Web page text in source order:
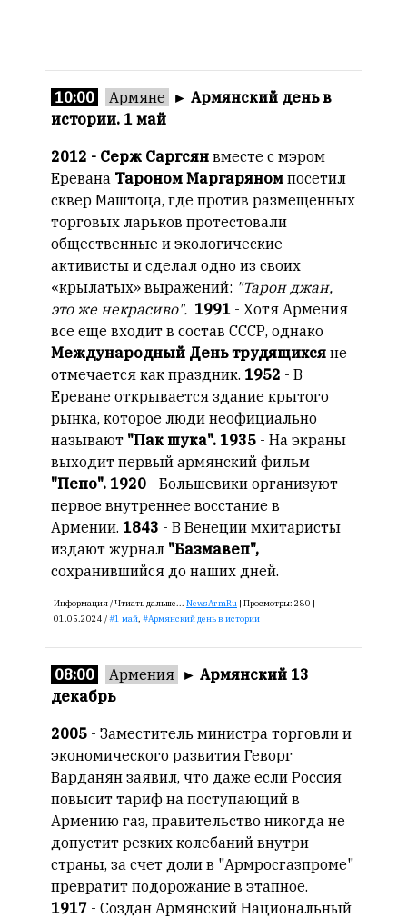
10:00 Армяне ► Армянский день в
истории. 1 май
2012 - Серж Саргсян вместе с мэром
Еревана Тароном Маргаряном посетил
сквер Маштоца, где против размещенных
торговых ларьков протестовали
общественные и экологические
активисты и сделал одно из своих
«крылатых» выражений: "Тарон джан,
это же некрасиво". 1991 - Хотя Армения
все еще входит в состав СССР, однако
Международный День трудящихся не
отмечается как праздник. 1952 - В
Ереване открывается здание крытого
рынка, которое люди неофициально
называют "Пак шука". 1935 - На экраны
выходит первый армянский фильм
"Пепо". 1920 - Большевики организуют
первое внутреннее восстание в
Армении. 1843 - В Венеции мхитаристы
издают журнал "Базмавеп",
сохранившийся до наших дней.
Информация /Чтиать дальше... NewsArmRu | Просмотры: 280 |
01.05.2024 /
1 май, Армянский день в истории
08:00 Армения ► Армянский 13
декабрь
2005 - Заместитель министра торговли и
экономического развития Геворг
Варданян заявил, что даже если Россия
повысит тариф на поступающий в
Армению газ, правительство никогда не
допустит резких колебаний внутри
страны, за счет доли в "Армросгазпроме"
превратит подорожание в этапное.
1917 - Создан Армянский Национальный